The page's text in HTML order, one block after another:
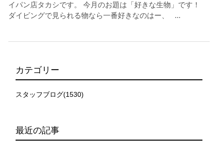
イパン店タカシです。 今月のお題は「好きな生物」です！
ダイビングで見られる物なら一番好きなのはー、 ...
カテゴリー
スタッフブログ(1530)
最近の記事